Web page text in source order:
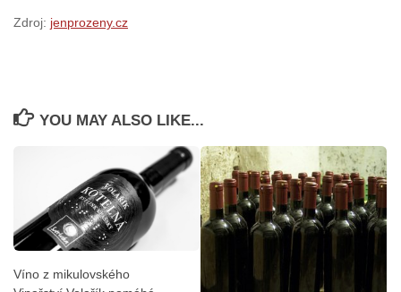
Zdroj: jenprozeny.cz
YOU MAY ALSO LIKE...
Víno z mikulovského